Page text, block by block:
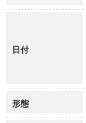
日付
形態